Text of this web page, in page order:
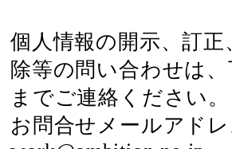
個人情報の開示、訂正
除等の問い合わせは
までご連絡ください。
お問合せメールアドレ